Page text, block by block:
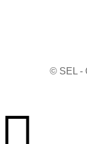
© SEL -